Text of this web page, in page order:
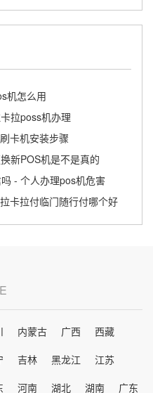
机怎么用
拉poss机办理
卡机安装步骤
新POS机是不是真的
- 个人办理pos机危害
卡拉付临门随行付哪个好
内蒙古 广西
西藏
吉林 黑龙江
江苏
河南 湖北 湖南 广东